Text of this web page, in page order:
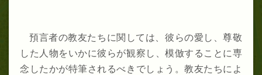
預言者の教友たちに関しては、彼らの愛し、尊敬
した人物をいかに彼らが観察し、模倣することに専
念したかが特筆されるべきでしょう。教友たちによ